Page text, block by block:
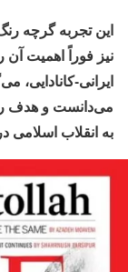
این تجربه گرچه
نیز فوراً اهمیت آن
ایرانی-کانادایی،
می‌دانست و هدف
به انقلاب اسلامی